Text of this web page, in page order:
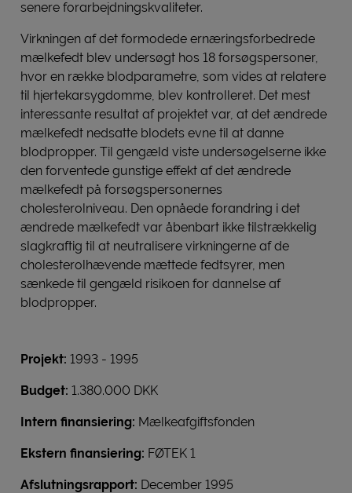
senere forarbejdningskvaliteter.
Virkningen af det formodede ernæringsforbedrede
mælkefedt blev undersøgt hos 18 forsøgspersoner,
hvor en række blodparametre, som vides at relatere
til hjertekarsygdomme, blev kontrolleret. Det mest
interessante resultat af projektet var, at det ændrede
mælkefedt nedsatte blodets evne til at danne
blodpropper. Til gengæld viste undersøgelserne ikke
den forventede gunstige effekt af det ændrede
mælkefedt på forsøgspersonernes
cholesterolniveau. Den opnåede forandring i det
ændrede mælkefedt var åbenbart ikke tilstrækkelig
slagkraftig til at neutralisere virkningerne af de
cholesterolhævende mættede fedtsyrer, men
sænkede til gengæld risikoen for dannelse af
blodpropper.
Projekt: 1993 - 1995
Budget: 1.380.000 DKK
Intern finansiering: Mælkeafgiftsfonden
Ekstern finansiering: FØTEK 1
Afslutningsrapport: December 1995